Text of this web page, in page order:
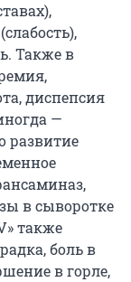
Также в
диспепсия
—
развитие
в сыворотке
также
боль в
в горле,